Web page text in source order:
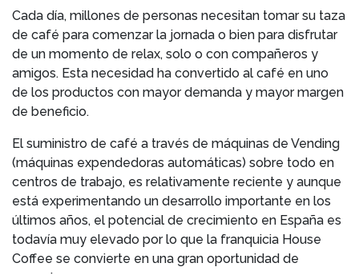
Cada día, millones de personas necesitan tomar su taza
de café para comenzar la jornada o bien para disfrutar
de un momento de relax, solo o con compañeros y
amigos. Esta necesidad ha convertido al café en uno
de los productos con mayor demanda y mayor margen
de beneficio.
El suministro de café a través de máquinas de Vending
(máquinas expendedoras automáticas) sobre todo en
centros de trabajo, es relativamente reciente y aunque
está experimentando un desarrollo importante en los
últimos años, el potencial de crecimiento en España es
todavía muy elevado por lo que la franquicia House
Coffee se convierte en una gran oportunidad de